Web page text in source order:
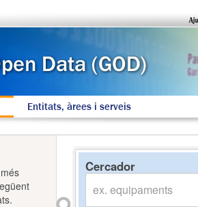
Entitats, àrees i serveis
Cercador